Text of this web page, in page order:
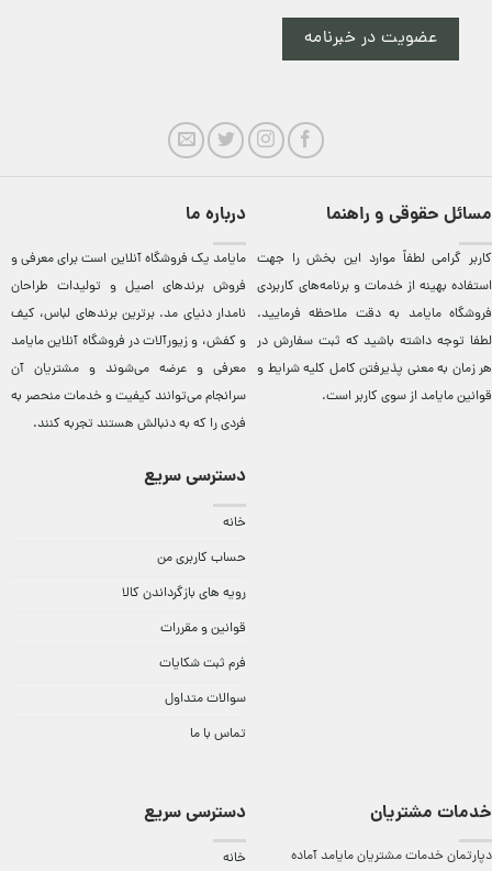
عضویت در خبرنامه
مسائل حقوقی و راهنما
کاربر گرامی لطفاً موارد این بخش را جهت
استفاده بهینه از خدمات و برنامه‌‏های کاربردی
فروشگاه مایامد به دقت ملاحظه فرمایید.
لطفا توجه داشته باشید که ثبت سفارش در
هر زمان به معنی پذیرفتن کامل کلیهشرایط و
قوانین مایامداز سوی کاربر است.
درباره ما
مایامد يک فروشگاه آنلاين است برای معرفی و
فروش برندهای اصيل و توليدات طراحان
نامدار دنيای مد. برترين‌ برندهای لباس، کيف
و کفش، و زيورآلات در فروشگاه آنلاين مایامد
معرفی و عرضه می‌شوند و مشتريان آن
سرانجام می‌توانند کيفيت و خدمات منحصر به
فردی را که به دنبالش هستند تجربه کنند.
دسترسی سریع
خانه
حساب کاربری من
رویه های بازگرداندن کالا
قوانین و مقررات
فرم ثبت شکایات
سوالات متداول
تماس با ما
خدمات مشتریان
دپارتمان خدمات مشتریان مایامد آماده
دسترسی سریع
خانه